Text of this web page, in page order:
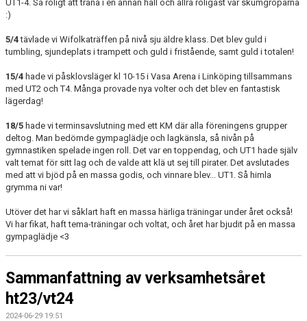
UT1-4. Så roligt att träna i en annan hall och allra roligast var skumgroparna
:)
5/4tävlade vi Wifolkaträffen på nivå sju äldre klass. Det blev guld i
tumbling, sjundeplats i trampett och guld i fristående, samt guld i totalen!
15/4 hade vi påsklovsläger kl 10-15 i Vasa Arena i Linköping tillsammans
med UT2 och T4. Många provade nya volter och det blev en fantastisk
lägerdag!
18/5 hade vi terminsavslutning med ett KM där alla föreningens grupper
deltog. Man bedömde gympaglädje och lagkänsla, så nivån på
gymnastiken spelade ingen roll. Det var en toppendag, och UT1 hade själv
valt temat för sitt lag och de valde att klä ut sej till pirater. Det avslutades
med att vi bjöd på en massa godis, och vinnare blev... UT1. Så himla
grymma ni var!
Utöver det har vi såklart haft en massa härliga träningar under året också!
Vi har fikat, haft tema-träningar och voltat, och året har bjudit på en massa
gympaglädje <3
Sammanfattning av verksamhetsåret
ht23/vt24
2024-06-29 19:51